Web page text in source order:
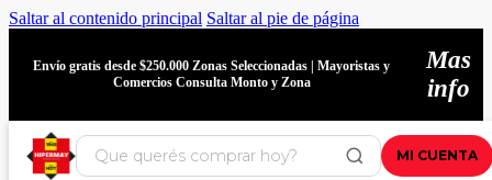
Saltar al contenido principal Saltar al pie de página
Envío gratis desde $250.000 Zonas Seleccionadas | Mayoristas y
Comercios Consulta Monto y Zona
Mas
info
MI CUENTA